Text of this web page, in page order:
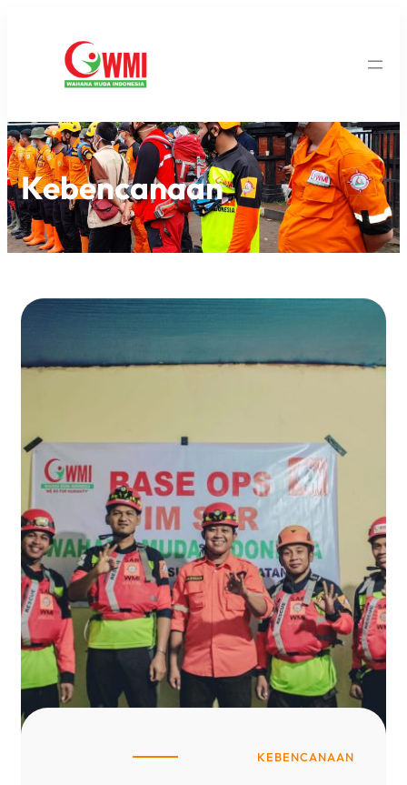
Kebencanaan
KEBENCANAAN